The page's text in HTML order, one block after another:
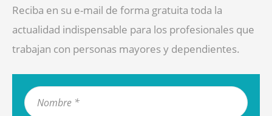
Reciba en su e-mail de forma gratuita toda la
actualidad indispensable para los profesionales que
trabajan con personas mayores y dependientes.